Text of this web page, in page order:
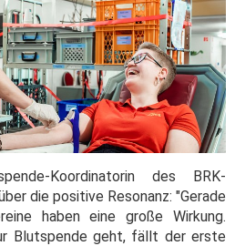
Koordinatorin des BRK-
die positive Resonanz: "Gerade
haben eine große Wirkung.
Blutspende geht, fällt der erste